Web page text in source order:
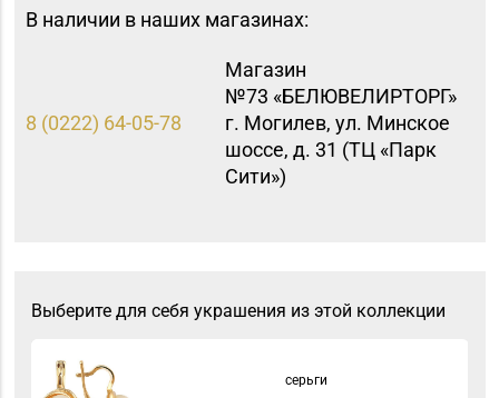
В наличии в наших магазинах:
8 (0222) 64-05-78
Магазин
№73 «БЕЛЮВЕЛИРТОРГ»
г. Могилев, ул. Минское
шоссе, д. 31 (ТЦ «Парк
Сити»)
Выберите для себя украшения из этой коллекции
серьги